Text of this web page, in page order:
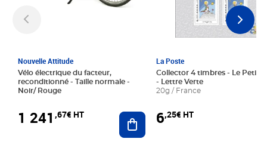
Nouvelle Attitude
Vélo électrique du facteur,
reconditionné - Taille normale -
Noir/ Rouge
1 241 ,67€ HT Ajouter au panier
La Poste
Collector 4 timbres - Le Petit
- Lettre Verte
20g / France
6,25€ HT